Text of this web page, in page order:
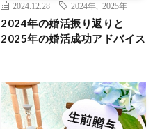
2024.12.28 2024年 2025年
2024年の婚活振り返りと
2025年の婚活成功アドバイス